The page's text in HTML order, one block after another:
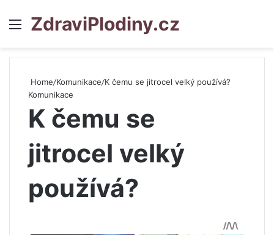
Menu
ZdraviPlodiny.cz
Home/Komunikace/K čemu se jitrocel velký používá?
Komunikace
K čemu se
jitrocel velký
používá?